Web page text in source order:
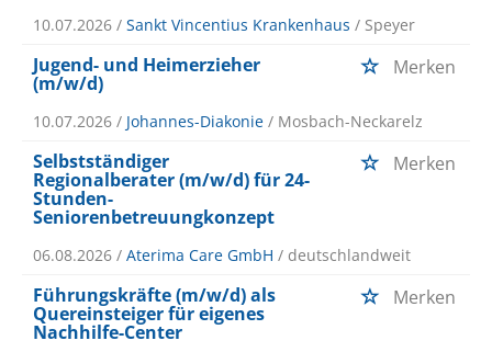
10.07.2026 / Sankt Vincentius Krankenhaus / Speyer
Jugend- und Heimerzieher
(m/w/d)
Merken
10.07.2026 / Johannes-Diakonie / Mosbach-Neckarelz
Selbstständiger
Regionalberater (m/w/d) für 24-
Stunden-
Seniorenbetreuungkonzept
Merken
06.08.2026 / Aterima Care GmbH / deutschlandweit
Führungskräfte (m/w/d) als
Quereinsteiger für eigenes
Nachhilfe-Center
Merken